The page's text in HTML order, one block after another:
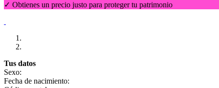
✓ Obtienes un precio justo para proteger tu patrimonio
Tus datos
Sexo:
Fecha de nacimiento: